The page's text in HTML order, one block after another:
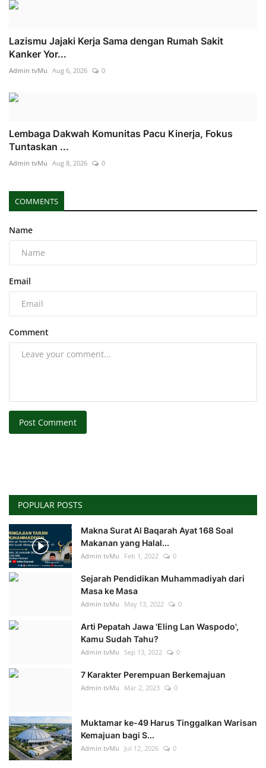
Lazismu Jajaki Kerja Sama dengan Rumah Sakit
Kanker Yor...
Admin tvMu Aug 6, 2026 0
Lembaga Dakwah Komunitas Pacu Kinerja, Fokus
Tuntaskan ...
Admin tvMu Aug 8, 2026 0
COMMENTS
Name
Email
Comment
Post Comment
POPULAR POSTS
Makna Surat Al Baqarah Ayat 168 Soal
Makanan yang Halal...
Admin tvMu Feb 1, 2022 0
Sejarah Pendidikan Muhammadiyah dari
Masa ke Masa
Admin tvMu May 13, 2022 0
Arti Pepatah Jawa 'Eling Lan Waspodo',
Kamu Sudah Tahu?
Admin tvMu Sep 13, 2022 0
7 Karakter Perempuan Berkemajuan
Admin tvMu Mar 2, 2023 0
Muktamar ke-49 Harus Tinggalkan Warisan
Kemajuan bagi S...
Admin tvMu Jul 12, 2026 0